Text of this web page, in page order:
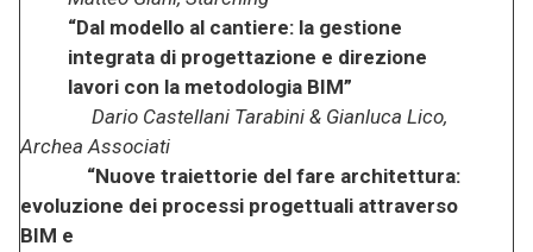
“Dal modello al cantiere: la gestione
integrata di progettazione e direzione
lavori con la metodologia BIM”
Dario Castellani Tarabini & Gianluca Lico,
Archea Associati
“Nuove traiettorie del fare architettura:
evoluzione dei processi progettuali attraverso
BIM e